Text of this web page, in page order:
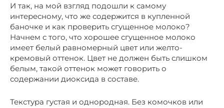
И так, на мой взгляд подошли к самому
интересному, что же содержится в купленной
баночке и как проверить сгущенное молоко?
Начнем с того, что хорошее сгущенное молоко
имеет белый равномерный цвет или желто-
кремовый оттенок. Цвет не должен быть слишком
белым, такой оттенок может говорить о
содержании диоксида в составе.
Текстура густая и однородная. Без комочков или